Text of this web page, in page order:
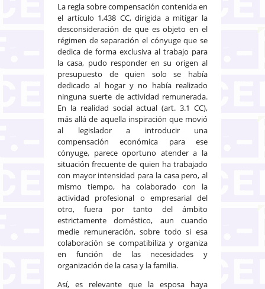
La regla sobre compensación contenida en
el artículo 1.438 CC, dirigida a mitigar la
desconsideración de que es objeto en el
régimen de separación el cónyuge que se
dedica de forma exclusiva al trabajo para
la casa, pudo responder en su origen al
presupuesto de quien solo se había
dedicado al hogar y no había realizado
ninguna suerte de actividad remunerada.
En la realidad social actual (art. 3.1 CC),
más allá de aquella inspiración que movió
al legislador a introducir una
compensación económica para ese
cónyuge, parece oportuno atender a la
situación frecuente de quien ha trabajado
con mayor intensidad para la casa pero, al
mismo tiempo, ha colaborado con la
actividad profesional o empresarial del
otro, fuera por tanto del ámbito
estrictamente doméstico, aun cuando
medie remuneración, sobre todo si esa
colaboración se compatibiliza y organiza
en función de las necesidades y
organización de la casa y la familia.
Así, es relevante que la esposa haya